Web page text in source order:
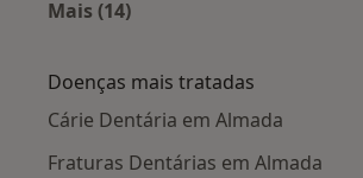
Mais (14)
Doenças mais tratadas
Cárie Dentária em Almada
Fraturas Dentárias em Almada